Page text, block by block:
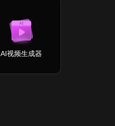
AI视频生成器